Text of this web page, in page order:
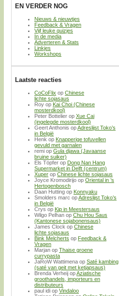
EN VERDER NOG
Nieuws & nieuwtjes
Feedback & Vragen
Vijf leuke quizjes
In de media
Adverteren & Stats
Linkjes
Workshops
Laatste reacties
CoCoFlix op Chinese
lichte sojasaus
Roy op Kai Choi (Chinese
mosterdkool)
Peter Bottelier op Xue Cai
(ingelegde mosterdkool)
Geert Anthonis opAdreslijst Toko’s
in België
Henk op Knapperige tofuvellen
gevuld met garnalen
remi op Gula djawa (Javaanse
bruine suiker)
Els Töpfer op Dong Nan Hang
Supermarket in Delft (centrum)
Xuper op Chinese lichte sojasaus
Joyce Kromodirijo op Oriental in ’s
Hertogenbosch
Daan Hutting op Konnyaku
Smolders marc opAdreslijst Toko’s
in België
Crys op Kip in Meestersaus
Wilgo Pelhan op Chu Hou Saus
(Kantonese sojabonensaus)
James Clock op Chinese
lichte sojasaus
Bink Melcherts op Feedback &
Vragen
Marjan op Thaise groene
currypasta
JaRoW Wattimena op Saté kambing
(saté van geit met ketjapsaus)
Brenda Verheij opAziatische
groothandels, importeurs en
distributeurs
paul idi op Vindaloo